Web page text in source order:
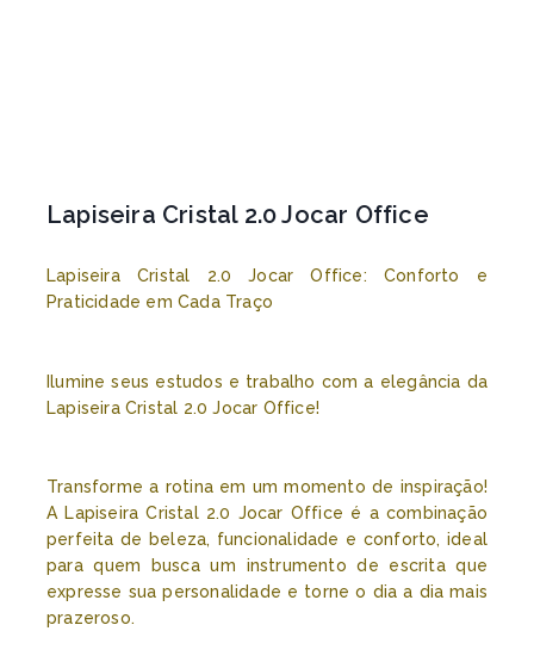
Lapiseira Cristal 2.0 Jocar Office
Lapiseira Cristal 2.0 Jocar Office: Conforto e
Praticidade em Cada Traço
Ilumine seus estudos e trabalho com a elegância da
Lapiseira Cristal 2.0 Jocar Office!
Transforme a rotina em um momento de inspiração!
A Lapiseira Cristal 2.0 Jocar Office é a combinação
perfeita de beleza, funcionalidade e conforto, ideal
para quem busca um instrumento de escrita que
expresse sua personalidade e torne o dia a dia mais
prazeroso.